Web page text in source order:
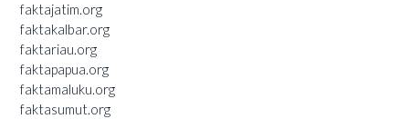
faktajatim.org
faktakalbar.org
faktariau.org
faktapapua.org
faktamaluku.org
faktasumut.org